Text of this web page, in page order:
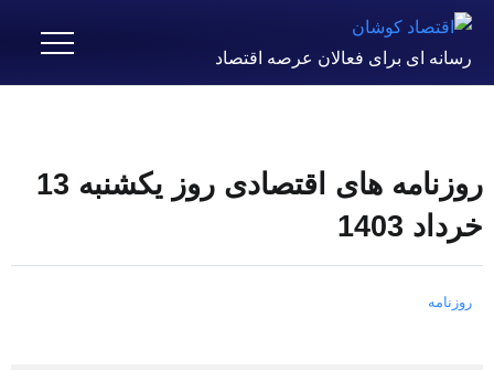
رسانه ای برای فعالان عرصه اقتصاد
روزنامه های اقتصادی روز یکشنبه 13
خرداد 1403
روزنامه